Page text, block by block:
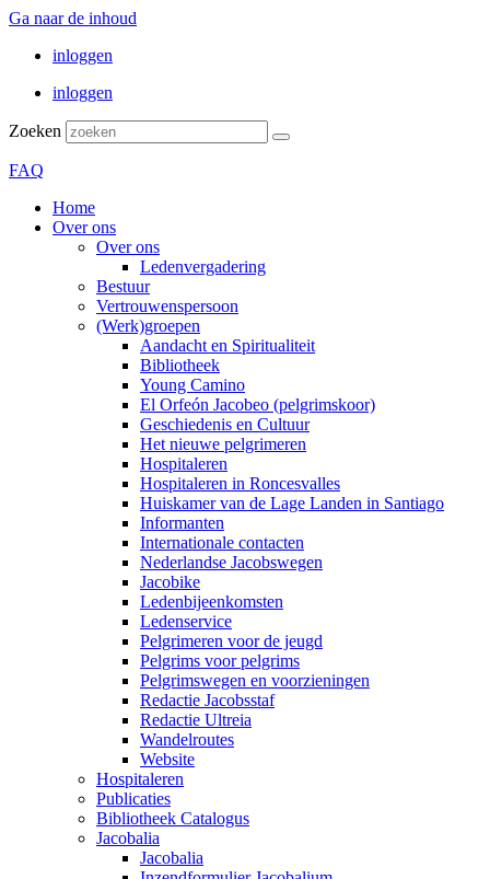
Ga naar de inhoud
inloggen
inloggen
Zoeken
FAQ
Home
Over ons
Over ons
Ledenvergadering
Bestuur
Vertrouwenspersoon
(Werk)groepen
Aandacht en Spiritualiteit
Bibliotheek
Young Camino
El Orfeón Jacobeo (pelgrimskoor)
Geschiedenis en Cultuur
Het nieuwe pelgrimeren
Hospitaleren
Hospitaleren in Roncesvalles
Huiskamer van de Lage Landen in Santiago
Informanten
Internationale contacten
Nederlandse Jacobswegen
Jacobike
Ledenbijeenkomsten
Ledenservice
Pelgrimeren voor de jeugd
Pelgrims voor pelgrims
Pelgrimswegen en voorzieningen
Redactie Jacobsstaf
Redactie Ultreia
Wandelroutes
Website
Hospitaleren
Publicaties
Bibliotheek Catalogus
Jacobalia
Jacobalia